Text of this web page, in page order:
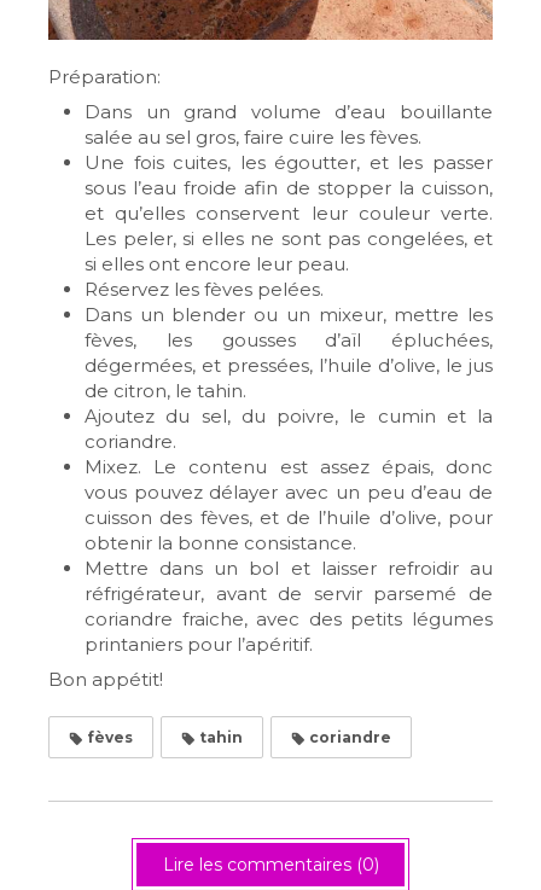
Préparation:
Dans un grand volume d’eau bouillante
salée au sel gros, faire cuire les fèves.
Une fois cuites, les égoutter, et les passer
sous l’eau froide afin de stopper la cuisson,
et qu’elles conservent leur couleur verte.
Les peler, si elles ne sont pas congelées, et
si elles ont encore leur peau.
Réservez les fèves pelées.
Dans un blender ou un mixeur, mettre les
fèves, les gousses d’aïl épluchées,
dégermées, et pressées, l’huile d’olive, le jus
de citron, le tahin.
Ajoutez du sel, du poivre, le cumin et la
coriandre.
Mixez. Le contenu est assez épais, donc
vous pouvez délayer avec un peu d’eau de
cuisson des fèves, et de l’huile d’olive, pour
obtenir la bonne consistance.
Mettre dans un bol et laisser refroidir au
réfrigérateur, avant de servir parsemé de
coriandre fraiche, avec des petits légumes
printaniers pour l’apéritif.
Bon appétit!
fèves tahin coriandre
Lire les commentaires (0)